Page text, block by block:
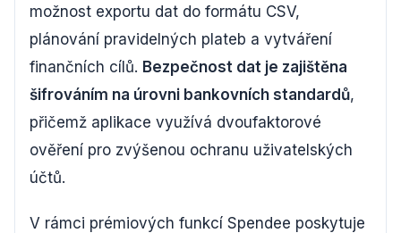
možnost exportu dat do formátu CSV,
plánování pravidelných plateb a vytváření
finančních cílů. Bezpečnost dat je zajištěna
šifrováním na úrovni bankovních standardů,
přičemž aplikace využívá dvoufaktorové
ověření pro zvýšenou ochranu uživatelských
účtů.
V rámci prémiových funkcí Spendee poskytuje